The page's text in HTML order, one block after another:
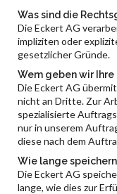
Was sind die
Die Eckert AG
impliziten oder
gesetzlicher Gründe.
Wem geben wir
Die Eckert AG
nicht an Dritte. Zur
spezialisierte
nur in unserem
diese nach dem
Wie lange
Die Eckert AG
lange, wie dies zur